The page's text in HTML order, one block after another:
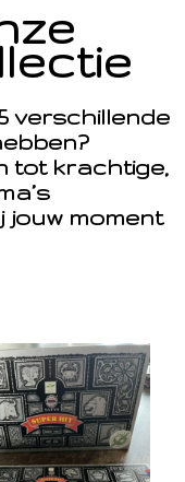
verschillende
tot krachtige,
jouw moment